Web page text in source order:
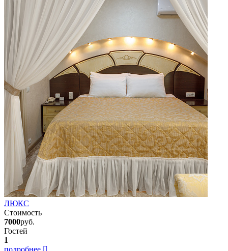
ЛЮКС
Стоимость
7000руб.
Гостей
1